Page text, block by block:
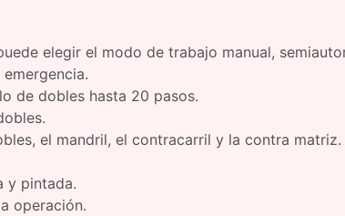
elegir el modo de trabajo manual,
de dobles hasta 20 pasos.
el mandril, el contracarril y la contra matriz.
y pintada.
operación.